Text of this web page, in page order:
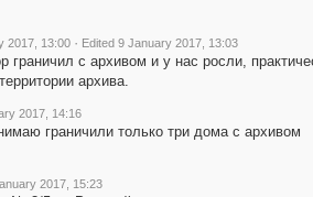
2017, 13:00 · Edited 9 January 2017, 13:03
граничил с архивом и у нас росли,
архива.
2017, 14:16
граничили только три дома с архивом
2017, 15:23